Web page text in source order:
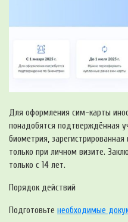
Для оформления сим-карты
понадобятся подтверждённая
биометрия,
только при личном визите.
только с 14 лет.
Порядок действий
Подготовьте необходимые